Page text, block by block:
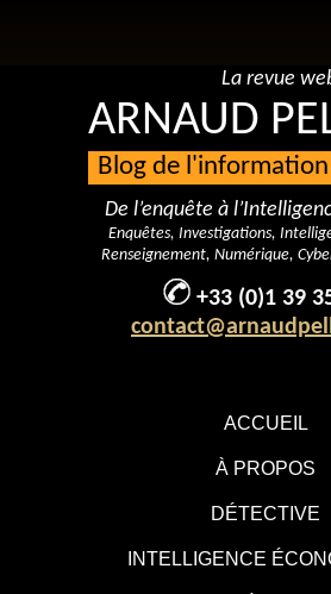
ACCUEIL
À PROPOS
DÉTECTIVE
INTELLIGENCE
La revue
ARNAUD
Blog de
De l’enquête à
Enquêtes, Investigations,
Renseignement, Numérique,
+33 (0)1 39